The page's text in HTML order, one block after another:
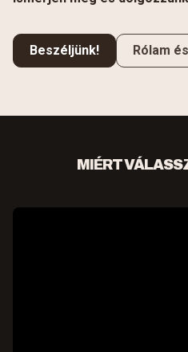
Beszéljünk! Rólam
MIÉRT